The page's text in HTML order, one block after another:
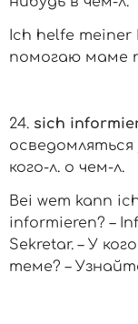
Ich helfe meiner
помогаю маме
24. sich
осведомляться
кого-л. о чем-л.
Bei wem kann
informieren? –
Sekretar. – У
теме? –